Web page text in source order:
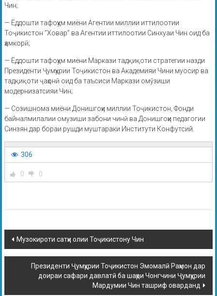
Чин;
— Ёддошти тафоҳум миёни Агентии миллии иттилоотии
Тоҷикистон “Ховар” ва Агентии иттилоотии Синхуаи Чин оид ба
ҳамкорӣ;
— Ёддошти тафоҳум миёни Маркази тадқиқоти стратегии назди
Президенти Ҷумҳурии Тоҷикистон ва Академияи Чини муосир ва
тадқиқоти ҷаҳонӣ оид ба таъсиси Маркази омӯзиши
модернизатсияи Чин;
— Созишнома миёни Донишгоҳи миллии Тоҷикистон, Фонди
байналмилалии омузиши забони чинӣ ва Донишгоҳи педагогии
Синзян дар бораи рушди муштараки Институти Конфутсий.
306
0 0
Музокироти сатҳи олии Тоҷикистону Чин
Президенти Ҷумҳурии Тоҷикистон Эмомалӣ Раҳмон дар
доираи сафари давлатӣ ба шаҳри Чонгчини Ҷумҳурии
Мардумии Чин ташриф оварданд